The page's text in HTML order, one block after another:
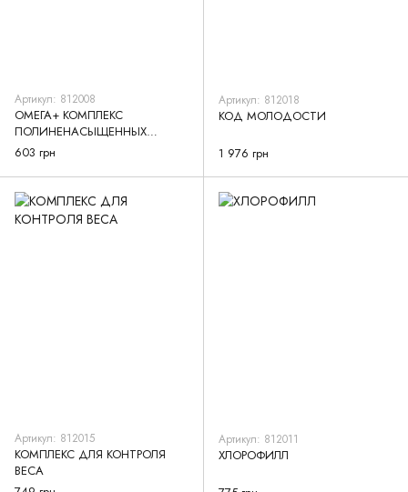
Артикул: 812008
ОМЕГА+ КОМПЛЕКС
ПОЛИНЕНАСЫЩЕННЫХ
ЖИРНИХ КИСЛОТ
603 грн
Артикул: 812018
КОД МОЛОДОСТИ
1 976 грн
Артикул: 812015
КОМПЛЕКС ДЛЯ КОНТРОЛЯ
ВЕСА
Артикул: 812011
ХЛОРОФИЛЛ